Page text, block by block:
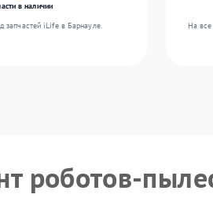
в наличии
запчастей iLife в Барнауле.
На все
роботов-